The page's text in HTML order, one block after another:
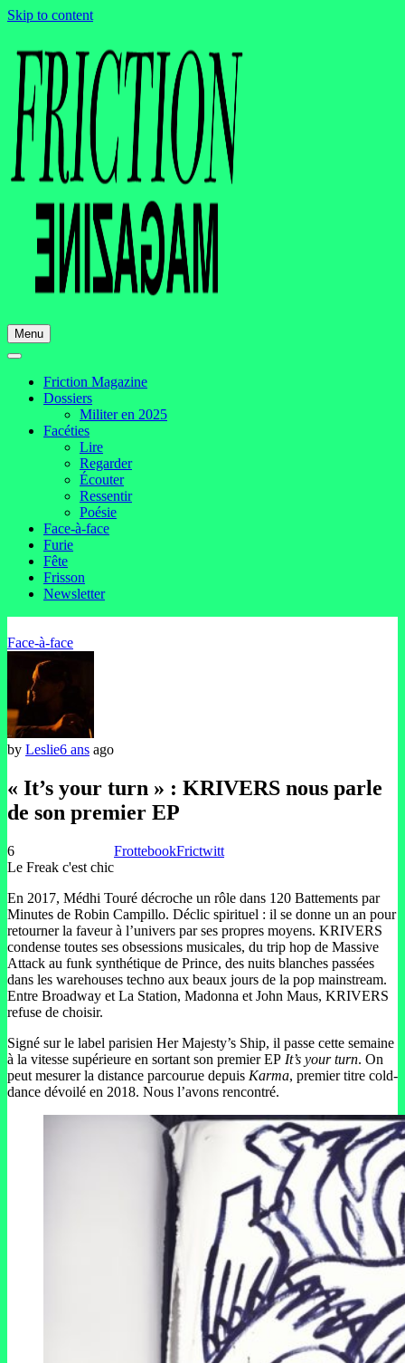
Skip to content
Menu
Friction Magazine
Dossiers
Militer en 2025
Facéties
Lire
Regarder
Écouter
Ressentir
Poésie
Face-à-face
Furie
Fête
Frisson
Newsletter
Face-à-face
by Leslie6 ans ago
« It’s your turn » : KRIVERS nous parle
de son premier EP
6
Le Freak c'est chic
FrottebookFrictwitt
En 2017, Médhi Touré décroche un rôle dans 120 Battements par
Minutes de Robin Campillo. Déclic spirituel : il se donne un an pour
retourner la faveur à l’univers par ses propres moyens. KRIVERS
condense toutes ses obsessions musicales, du trip hop de Massive
Attack au funk synthétique de Prince, des nuits blanches passées
dans les warehouses techno aux beaux jours de la pop mainstream.
Entre Broadway et La Station, Madonna et John Maus, KRIVERS
refuse de choisir.
Signé sur le label parisien Her Majesty’s Ship, il passe cette semaine
à la vitesse supérieure en sortant son premier EP It’s your turn. On
peut mesurer la distance parcourue depuis Karma, premier titre cold-
dance dévoilé en 2018. Nous l’avons rencontré.